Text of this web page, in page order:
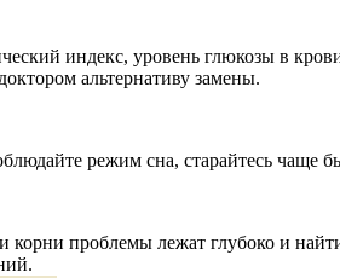
индекс, уровень глюкозы в
альтернативу замены.
режим сна, старайтесь чаще
проблемы лежат глубоко и